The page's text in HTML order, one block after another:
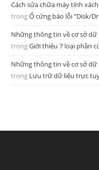
Cách sửa chữa máy tính
trongỔ cứng báo lỗi “Disk/
Những thông tin về cơ sở
trongGiới thiệu 7 loại phần
Những thông tin về cơ sở
trong Lưu trữ dữ liệu trực